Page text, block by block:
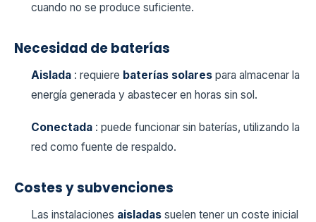
cuando no se produce suficiente.
Necesidad de baterías
Aislada : requiere baterías solares para almacenar la
energía generada y abastecer en horas sin sol.
Conectada : puede funcionar sin baterías, utilizando la
red como fuente de respaldo.
Costes y subvenciones
Las instalaciones aisladas suelen tener un coste inicial